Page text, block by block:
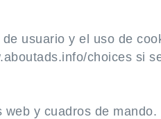
usuario y el uso de
choices si
y cuadros de